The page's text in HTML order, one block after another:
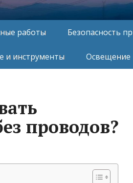
работы Безопасность
и инструменты Освещение
проводов?